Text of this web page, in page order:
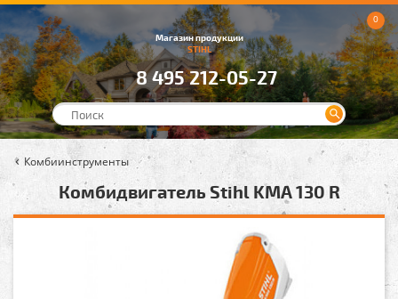
Магазин продукции
STIHL
8 495 212-05-27
0
Комбиинструменты
Комбидвигатель Stihl KMA 130 R